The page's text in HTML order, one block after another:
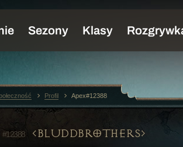
#12388 BLUDDBROTHERS
Profil Apex#12388